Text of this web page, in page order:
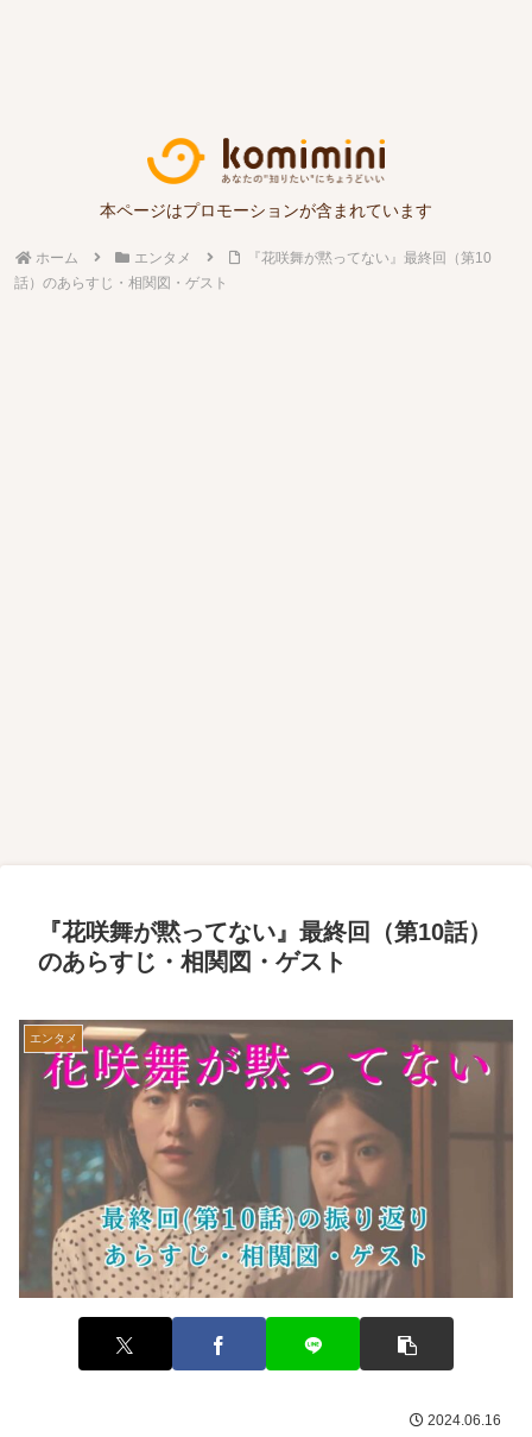
本ページはプロモーションが含まれています
ホーム エンタメ
『花咲舞が黙ってない』最終回（第10
話）のあらすじ・相関図・ゲスト
『花咲舞が黙ってない』最終回（第10話）
のあらすじ・相関図・ゲスト
エンタメ
2024.06.16